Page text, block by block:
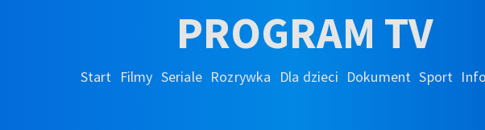
PROGRAM TV
Start Filmy Seriale Rozrywka Dla dzieci Dokument Sport